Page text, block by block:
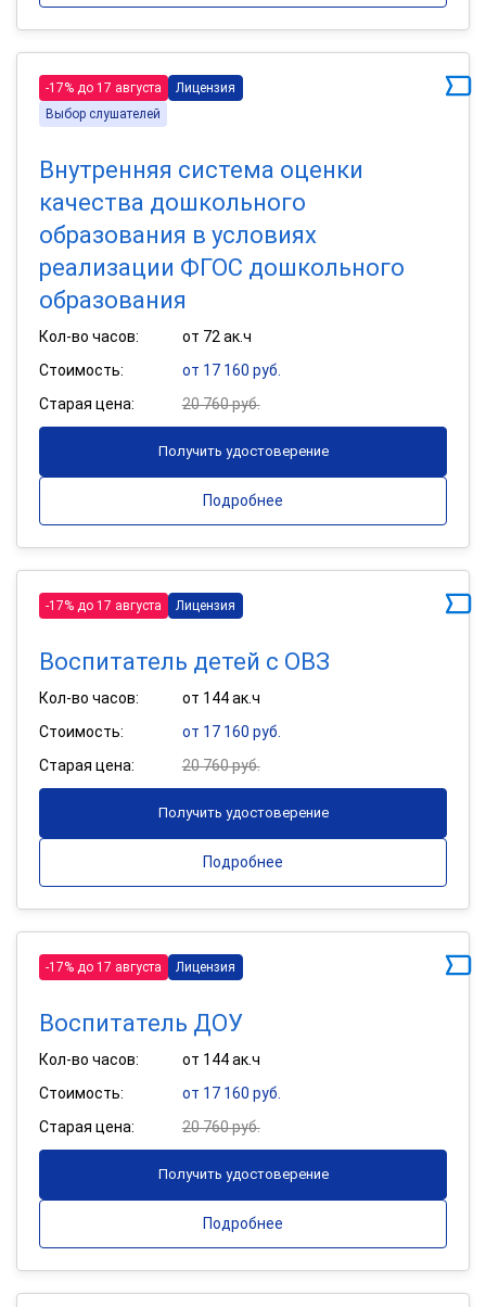
-17% до 17 августа
Лицензия
Выбор слушателей
Внутренняя система оценки
качества дошкольного
образования в условиях
реализации ФГОС дошкольного
образования
Кол-во часов:
от 72 ак.ч
Стоимость:
от 17 160 руб.
Старая цена:
20 760 руб.
Получить удостоверение
Подробнее
-17% до 17 августа Лицензия
Воспитатель детей с ОВЗ
Кол-во часов:
от 144 ак.ч
Стоимость:
от 17 160 руб.
Старая цена:
20 760 руб.
Получить удостоверение
Подробнее
-17% до 17 августа Лицензия
Воспитатель ДОУ
Кол-во часов:
от 144 ак.ч
Стоимость:
от 17 160 руб.
Старая цена:
20 760 руб.
Получить удостоверение
Подробнее